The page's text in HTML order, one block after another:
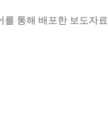
를 통해 배포한 보도자